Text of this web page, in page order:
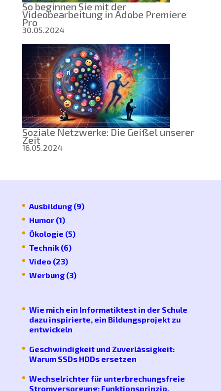
So beginnen Sie mit der
Videobearbeitung in Adobe Premiere
Pro
30.05.2024
Soziale Netzwerke: Die Geißel unserer
Zeit
16.05.2024
Ausbildung(9)
Humor(1)
Ökologie (5)
Technik(6)
Video (23)
Werbung(3)
Wie mich ein Informatiktest in der Schule
dazu inspirierte, ein Bildungsprojekt zu
entwickeln
Geschwindigkeit und Zuverlässigkeit:
Warum SSDs HDDs ersetzen
Wechselrichter für unterbrechungsfreie
Stromversorgung: Funktionsprinzip,